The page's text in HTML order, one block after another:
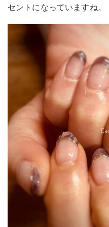
セントになっていますね。